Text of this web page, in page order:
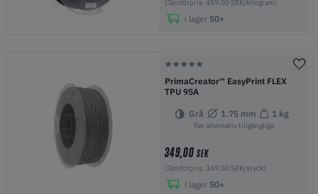
(Jämförpris: 459,00 SEK/kilogram)
i lager 50+
PrimaCreator™ EasyPrint FLEX
TPU 95A
Grå 1.75 mm 1 kg
fler alternativ tillgängliga
349,00 SEK
(Jämförpris: 349,00 SEK/styck)
i lager 50+